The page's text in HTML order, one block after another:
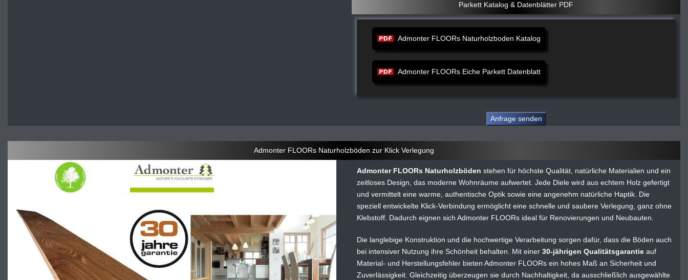
Parkett Katalog & Datenblätter PDF
Admonter FLOORs Naturholzboden Katalog
Admonter FLOORs Eiche Parkett Datenblatt
Admonter FLOORs Naturholzböden zur Klick Verlegung
Admonter FLOORs Naturholzböden stehen für höchste Qualität, natürliche Materialien und ein
zeitloses Design, das moderne Wohnräume aufwertet. Jede Diele wird aus echtem Holz gefertigt
und vermittelt eine warme, authentische Optik sowie eine angenehm natürliche Haptik. Die
speziell entwickelte Klick-Verbindung ermöglicht eine schnelle und saubere Verlegung, ganz ohne
Klebstoff. Dadurch eignen sich Admonter FLOORs ideal für Renovierungen und Neubauten.
Die langlebige Konstruktion und die hochwertige Verarbeitung sorgen dafür, dass die Böden auch
bei intensiver Nutzung ihre Schönheit behalten. Mit einer 30‑jährigen Qualitätsgarantie auf
Material- und Herstellungsfehler bieten Admonter FLOORs ein hohes Maß an Sicherheit und
Zuverlässigkeit. Gleichzeitig überzeugen sie durch Nachhaltigkeit, da ausschließlich ausgewählte